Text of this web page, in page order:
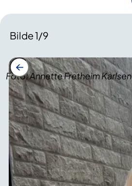
Bilde1/9
Foto: Annette Fretheim Karlsen